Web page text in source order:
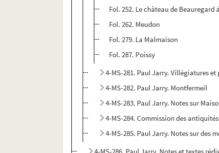
Fol. 252. Le château de
Fol. 262. Meudon
Fol. 279. La Malmaison
Fol. 287. Poissy
4-MS-281. Paul Jarry. Villégiatures
4-MS-282. Paul Jarry. Montfermeil
4-MS-283. Paul Jarry. Notes sur
4-MS-284. Commission des
4-MS-285. Paul Jarry. Notes sur des